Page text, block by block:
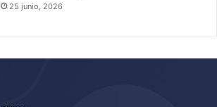
25 junio, 2026